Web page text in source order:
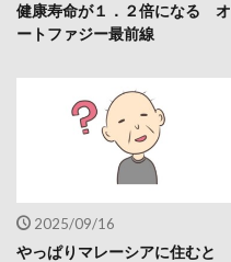
健康寿命が１．２倍になる オ
ートファジー最前線
2025/09/16
やっぱりマレーシアに住むと